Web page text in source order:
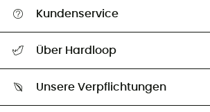
Kundenservice
Größentabelle
Über Hardloop
Unsere Verpflichtungen